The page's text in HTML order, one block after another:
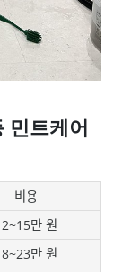
민트케어
비용
만 원
만 원